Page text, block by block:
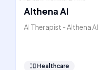
Althena AI
AI Therapist - Althena AI
👩‍⚕️ Healthcare